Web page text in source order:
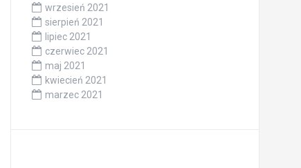
wrzesień 2021
sierpień 2021
lipiec 2021
czerwiec 2021
maj 2021
kwiecień 2021
marzec 2021